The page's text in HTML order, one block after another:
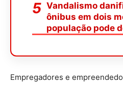
Vandalismo
ônibus em dois
população pode
Empregadores e